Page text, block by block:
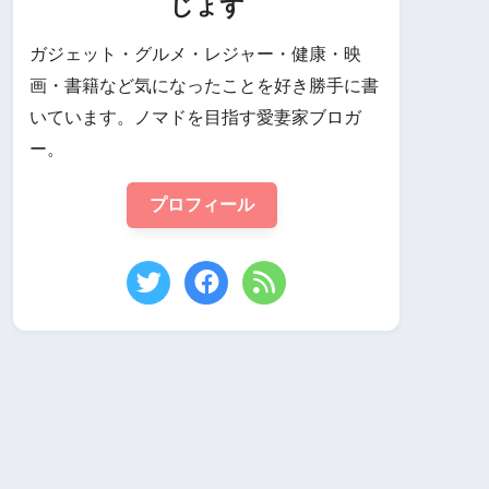
ガジェット・グルメ・レジャー・健康・映
画・書籍など気になったことを好き勝手に書
いています。ノマドを目指す愛妻家ブロガ
ー。
プロフィール